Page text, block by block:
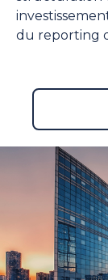
du reporting